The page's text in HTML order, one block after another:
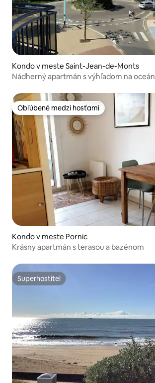
Kondo v meste Saint-Jean-de-Monts
Nádherný apartmán s výhľadom na oceán
Obľúbené medzi hosťami
Obľúbené medzi hosťami
Kondo v meste Pornic
Krásny apartmán s terasou a bazénom
Superhostiteľ
Superhostiteľ